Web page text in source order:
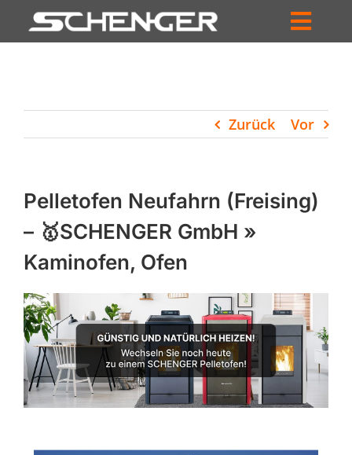
Inhalt
HÄNDLERSUCHE
UNTERNEHMEN
PROFIL
WARENKORB
PRODUCTS
SEARCH
Zurück Vor
Pelletofen Neufahrn (Freising)
– 🥇SCHENGER GmbH »
Kaminofen, Ofen